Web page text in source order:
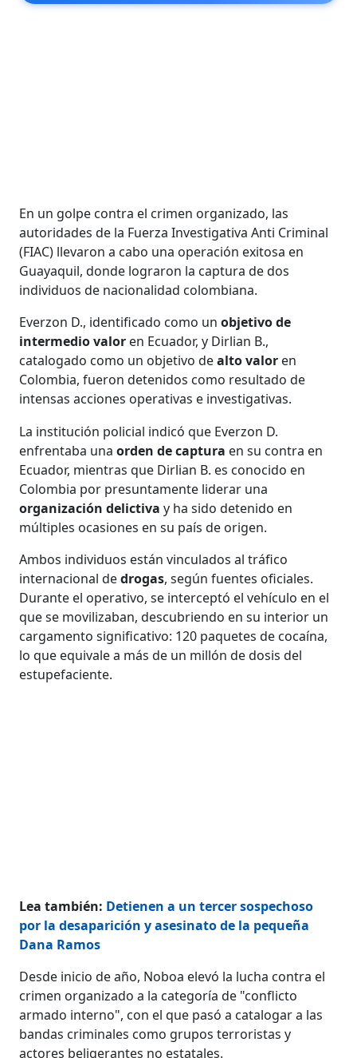
En un golpe contra el crimen organizado, las
autoridades de la Fuerza Investigativa Anti Criminal
(FIAC) llevaron a cabo una operación exitosa en
Guayaquil, donde lograron la captura de dos
individuos de nacionalidad colombiana.
Everzon D., identificado como un objetivo de
intermedio valor en Ecuador, y Dirlian B.,
catalogado como un objetivo dealto valor en
Colombia, fueron detenidos como resultado de
intensas acciones operativas e investigativas.
La institución policial indicó que Everzon D.
enfrentaba una orden de captura en su contra en
Ecuador, mientras que Dirlian B. es conocido en
Colombia por presuntamente liderar una
organización delictiva y ha sido detenido en
múltiples ocasiones en su país de origen.
Ambos individuos están vinculados al tráfico
internacional dedrogas, según fuentes oficiales.
Durante el operativo, se interceptó el vehículo en el
que se movilizaban, descubriendo en su interior un
cargamento significativo: 120 paquetes de cocaína,
lo que equivale a más de un millón de dosis del
estupefaciente.
Lea también: Detienen a un tercer sospechoso
por la desaparición y asesinato de la pequeña
Dana Ramos
Desde inicio de año, Noboa elevó la lucha contra el
crimen organizado a la categoría de "conflicto
armado interno", con el que pasó a catalogar a las
bandas criminales como grupos terroristas y
actores beligerantes no estatales.